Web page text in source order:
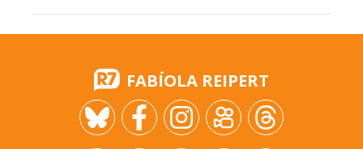
FABÍOLA REIPERT